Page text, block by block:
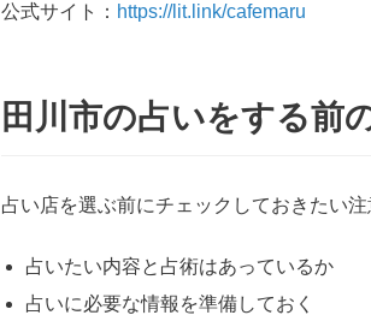
公式サイト： https://lit.link/cafemaru
田川市の占いをする前
占い店を選ぶ前にチェックしておきたい注
占いたい内容と占術はあっているか
占いに必要な情報を準備しておく